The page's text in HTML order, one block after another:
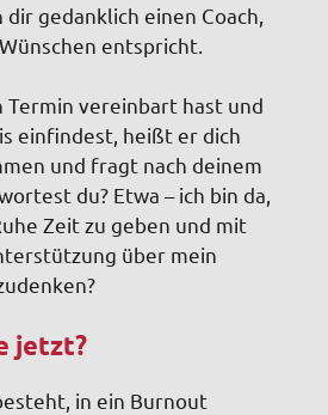
gedanklich einen Coach,
entspricht.
Termin vereinbart hast und
einfindest, heißt er dich
und fragt nach deinem
du? Etwa – ich bin da,
Zeit zu geben und mit
über mein
jetzt?
in ein Burnout